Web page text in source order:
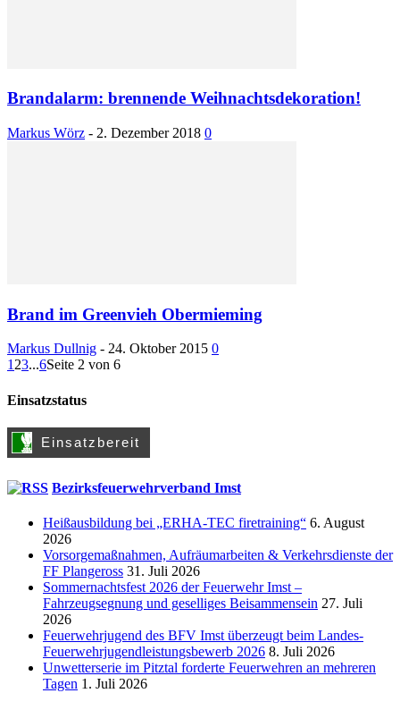
Brandalarm: brennende Weihnachtsdekoration!
Markus Wörz - 2. Dezember 2018 0
Brand im Greenvieh Obermieming
Markus Dullnig - 24. Oktober 2015 0
1 23...6Seite 2 von 6
Einsatzstatus
Bezirksfeuerwehrverband Imst
Heißausbildung bei „ERHA-TEC firetraining“ 6. August
2026
Vorsorgemaßnahmen, Aufräumarbeiten & Verkehrsdienste der
FF Plangeross 31. Juli 2026
Sommernachtsfest 2026 der Feuerwehr Imst –
Fahrzeugsegnung und geselliges Beisammensein 27. Juli
2026
Feuerwehrjugend des BFV Imst überzeugt beim Landes-
Feuerwehrjugendleistungsbewerb 2026 8. Juli 2026
Unwetterserie im Pitztal forderte Feuerwehren an mehreren
Tagen 1. Juli 2026